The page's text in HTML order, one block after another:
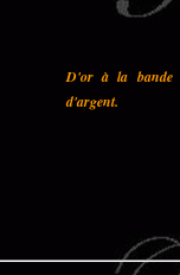
D'or à la bande
d'argent.